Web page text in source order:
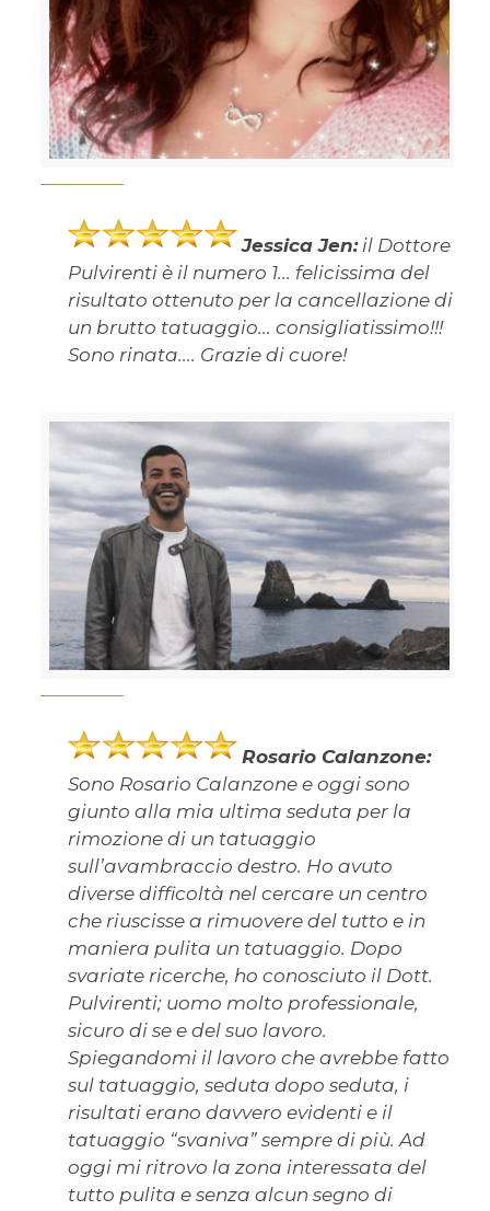
Jessica Jen:il Dottore
Pulvirenti è il numero 1... felicissima del
risultato ottenuto per la cancellazione di
un brutto tatuaggio... consigliatissimo!!!
Sono rinata.... Grazie di cuore!
Rosario Calanzone:
Sono Rosario Calanzone e oggi sono
giunto alla mia ultima seduta per la
rimozione di un tatuaggio
sull’avambraccio destro. Ho avuto
diverse difficoltà nel cercare un centro
che riuscisse a rimuovere del tutto e in
maniera pulita un tatuaggio. Dopo
svariate ricerche, ho conosciuto il Dott.
Pulvirenti; uomo molto professionale,
sicuro di se e del suo lavoro.
Spiegandomi il lavoro che avrebbe fatto
sul tatuaggio, seduta dopo seduta, i
risultati erano davvero evidenti e il
tatuaggio “svaniva” sempre di più. Ad
oggi mi ritrovo la zona interessata del
tutto pulita e senza alcun segno di